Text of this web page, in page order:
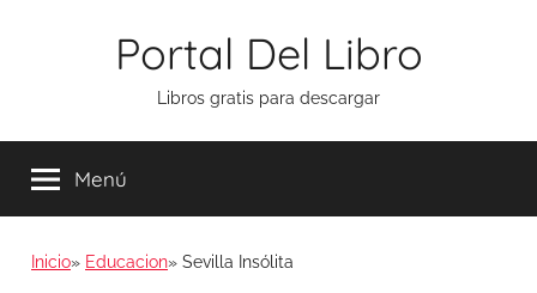
Portal Del Libro
Libros gratis para descargar
Menú
Inicio Educacion Sevilla Insólita